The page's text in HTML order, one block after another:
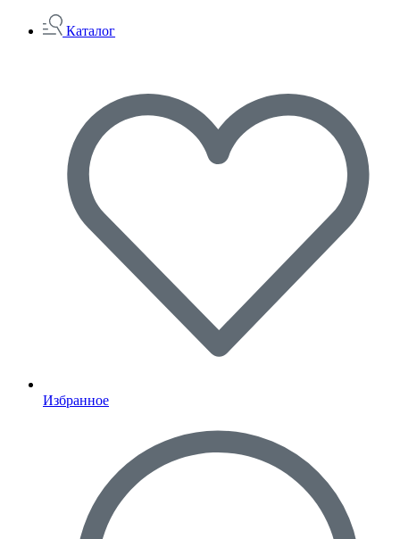
Каталог
Избранное